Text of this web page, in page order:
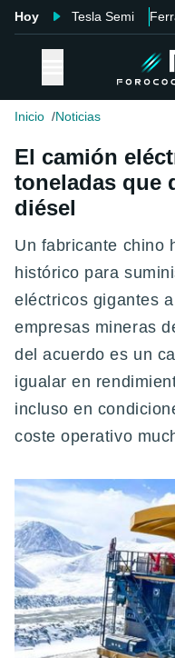
Hoy Tesla Semi
Inicio Noticias
El camión
toneladas que
diésel
Un fabricante chino
histórico para
eléctricos gigantes
empresas mineras
del acuerdo es un
igualar en
incluso en
coste operativo